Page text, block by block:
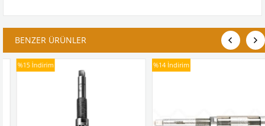
BENZER ÜRÜNLER
%15 İndirim %14 İndirim